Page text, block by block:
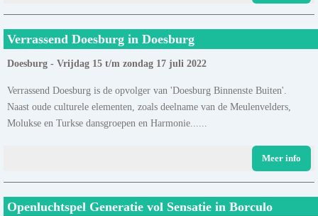
Verrassend Doesburg in Doesburg
Doesburg - Vrijdag 15 t/m zondag 17 juli 2022
Verrassend Doesburg is de opvolger van 'Doesburg Binnenste Buiten'.
Naast oude culturele elementen, zoals deelname van de Meulenvelders,
Molukse en Turkse dansgroepen en Harmonie......
Meer info
Openluchtspel Generatie vol Sensatie in Borculo